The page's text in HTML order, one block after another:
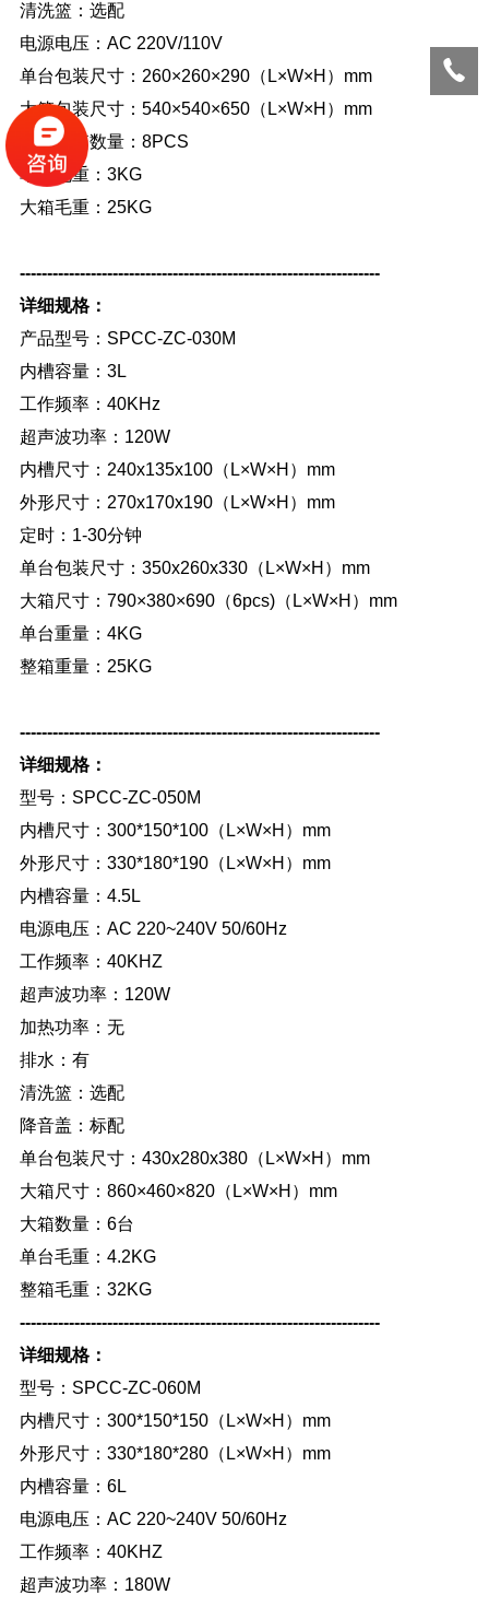
清洗篮：选配
电源电压：AC 220V/110V
单台包装尺寸：260×260×290（L×W×H）mm
大箱包装尺寸：540×540×650（L×W×H）mm
大箱装箱数量：8PCS
单台毛重：3KG
大箱毛重：25KG
------------------------------------------------------------------
详细规格：
产品型号：SPCC-ZC-030M
内槽容量：3L
工作频率：40KHz
超声波功率：120W
内槽尺寸：240x135x100（L×W×H）mm
外形尺寸：270x170x190（L×W×H）mm
定时：1-30分钟
单台包装尺寸：350x260x330（L×W×H）mm
大箱尺寸：790×380×690（6pcs)（L×W×H）mm
单台重量：4KG
整箱重量：25KG
------------------------------------------------------------------
详细规格：
型号：SPCC-ZC-050M
内槽尺寸：300*150*100（L×W×H）mm
外形尺寸：330*180*190（L×W×H）mm
内槽容量：4.5L
电源电压：AC 220~240V 50/60Hz
工作频率：40KHZ
超声波功率：120W
加热功率：无
排水：有
清洗篮：选配
降音盖：标配
单台包装尺寸：430x280x380（L×W×H）mm
大箱尺寸：860×460×820（L×W×H）mm
大箱数量：6台
单台毛重：4.2KG
整箱毛重：32KG
------------------------------------------------------------------
详细规格：
型号：SPCC-ZC-060M
内槽尺寸：300*150*150（L×W×H）mm
外形尺寸：330*180*280（L×W×H）mm
内槽容量：6L
电源电压：AC 220~240V 50/60Hz
工作频率：40KHZ
超声波功率：180W